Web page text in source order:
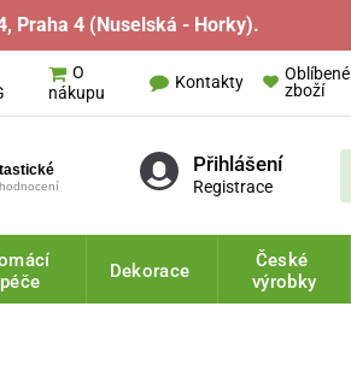
Praha 4 (Nuselská - Horky).
O
nákupu
Kontakty
Oblíbené
zboží
Přihlášení
Registrace
péče
Dekorace
České
výrobky